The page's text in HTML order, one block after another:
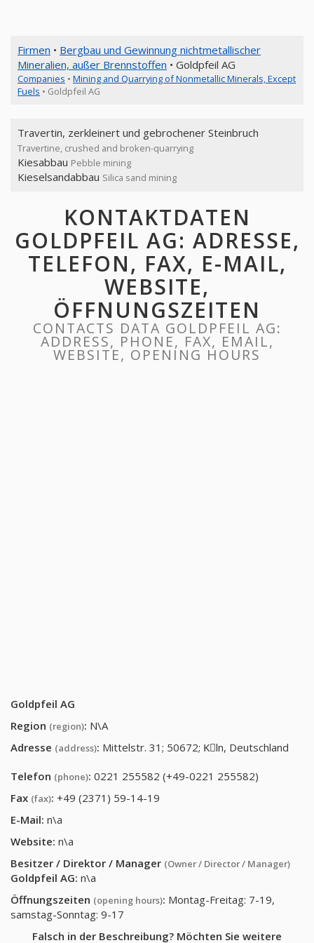
Firmen • Bergbau und Gewinnung nichtmetallischer
Mineralien, außer Brennstoffen • Goldpfeil AG
Companies • Mining and Quarrying of Nonmetallic Minerals, Except
Fuels • Goldpfeil AG
Travertin, zerkleinert und gebrochener Steinbruch
Travertine, crushed and broken-quarrying
Kiesabbau Pebble mining
Kieselsandabbau Silica sand mining
KONTAKTDATEN
GOLDPFEIL AG: ADRESSE,
TELEFON, FAX, E-MAIL,
WEBSITE,
ÖFFNUNGSZEITEN
CONTACTS DATA GOLDPFEIL AG:
ADDRESS, PHONE, FAX, EMAIL,
WEBSITE, OPENING HOURS
Goldpfeil AG
Region (region): N\A
Adresse (address): Mittelstr. 31; 50672; Kِln, Deutschland
Telefon (phone): 0221 255582 (+49-0221 255582)
Fax (fax): +49 (2371) 59-14-19
E-Mail: n\a
Website: n\a
Besitzer / Direktor / Manager (Owner / Director / Manager)
Goldpfeil AG: n\a
Öffnungszeiten (opening hours): Montag-Freitag: 7-19,
samstag-Sonntag: 9-17
Falsch in der Beschreibung? Möchten Sie weitere